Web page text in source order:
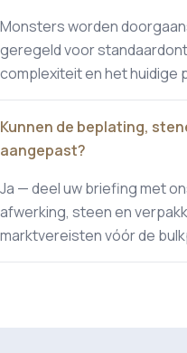
Monsters worden
geregeld voor
complexiteit en het huidige
Kunnen de beplating,
aangepast?
Ja — deel uw briefing met
afwerking, steen en
marktvereisten vóór de